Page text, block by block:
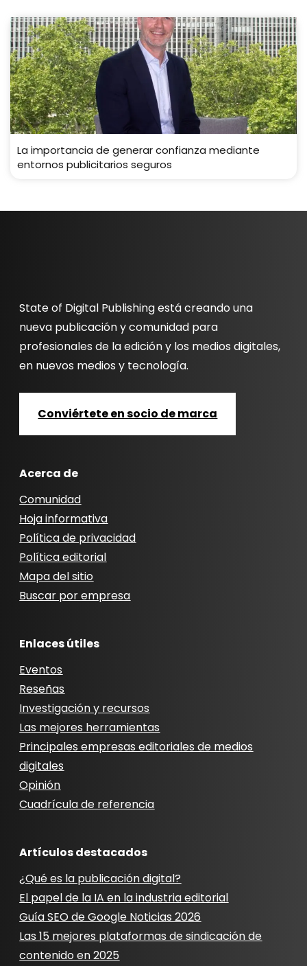
La importancia de generar confianza mediante
entornos publicitarios seguros
State of Digital Publishing está creando una
nueva publicación y comunidad para
profesionales de la edición y los medios digitales,
en nuevos medios y tecnología.
Conviértete en socio de marca
Acerca de
Comunidad
Hoja informativa
Política de privacidad
Política editorial
Mapa del sitio
Buscar por empresa
Enlaces útiles
Eventos
Reseñas
Investigación y recursos
Las mejores herramientas
Principales empresas editoriales de medios
digitales
Opinión
Cuadrícula de referencia
Artículos destacados
¿Qué es la publicación digital?
El papel de la IA en la industria editorial
Guía SEO de Google Noticias 2026
Las 15 mejores plataformas de sindicación de
contenido en 2025